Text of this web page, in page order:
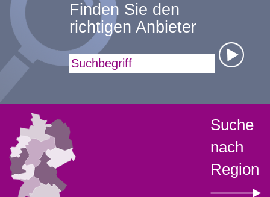
Finden Sie den
richtigen Anbieter
Suchbegriff
Suche
nach
Region